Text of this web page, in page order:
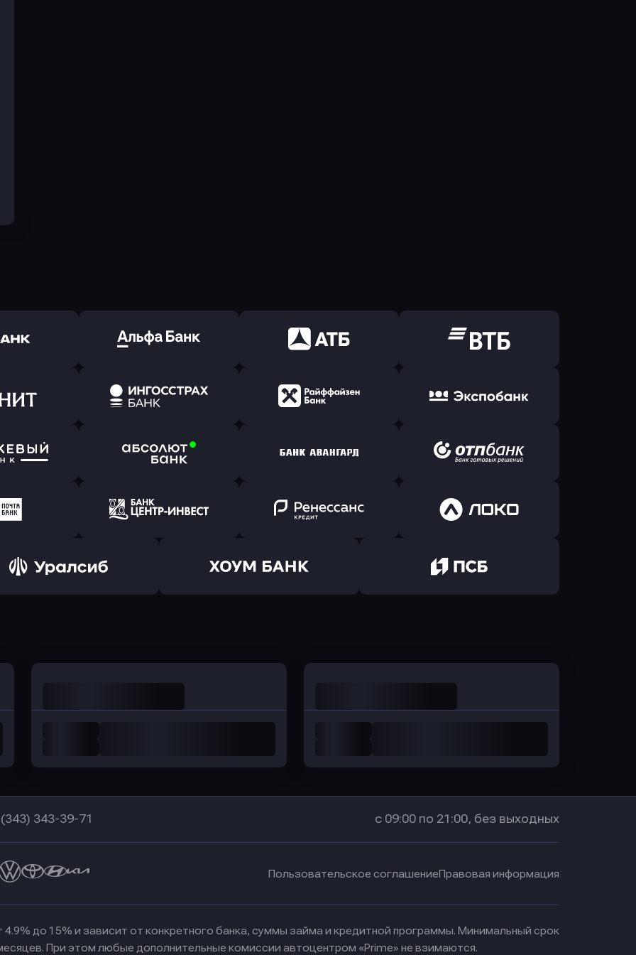
заявку
Оправить заявку
в Альфа-Банк
Оправить заявку
в АТБ Банк
в ВТБ
заявку
Банк
Оправить заявку
в Ингосстрах Банк
в Райффайзен Банк
Оправить заявку
в Экспобанк
заявку
Оправить заявку
в Абсолют Банк
Оправить заявку
в Банк Авангард
Оправить заявку
в ОТП БАНК
заявку
Банк
Оправить заявку
Оправить заявку
в Ренессанс Банк
Оправить заявку
в Локо-Банк
343-39-71 с 09:00 по 21:00, без выходных
Пользовательское соглашениеПравовая информация
4.9% до 15% и зависит от конкретного банка, суммы займа и кредитной программы. Минимальный срок
При этом любые дополнительные комиссии автоцентром «Prime» не взимаются.